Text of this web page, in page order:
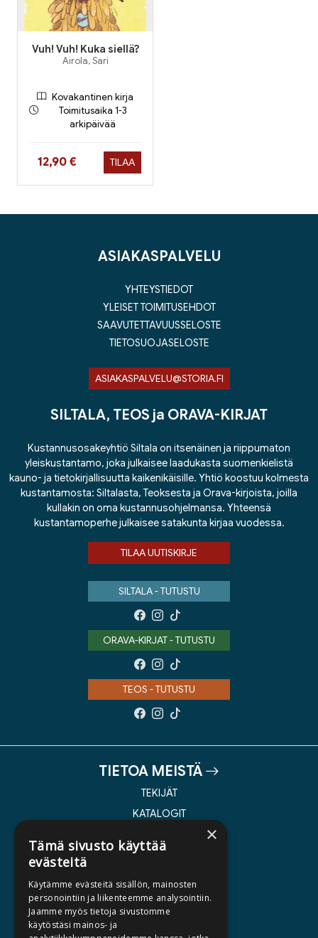
Vuh! Vuh! Kuka siellä?
Airola, Sari
Kovakantinen kirja
Toimitusaika 1-3
arkipäivää
Hinta nyt
12,90 € TILAA
ASIAKASPALVELU
YHTEYSTIEDOT
YLEISET TOIMITUSEHDOT
SAAVUTETTAVUUSSELOSTE
TIETOSUOJASELOSTE
ASIAKASPALVELU@STORIA.FI
SILTALA, TEOS ja ORAVA-KIRJAT
Kustannusosakeyhtiö Siltala on itsenäinen ja riippumaton
yleiskustantamo, joka julkaisee laadukasta suomenkielistä
kauno- ja tietokirjallisuutta kaikenikäisille. Yhtiö koostuu kolmesta
kustantamosta: Siltalasta, Teoksesta ja Orava-kirjoista, joilla
kullakin on oma kustannusohjelmansa. Yhteensä
kustantamoperhe julkaisee satakunta kirjaa vuodessa.
TILAA UUTISKIRJE
SILTALA - TUTUSTU
ORAVA-KIRJAT - TUTUSTU
TEOS - TUTUSTU
TIETOA MEISTÄ
TEKIJÄT
KATALOGIT
KIRJA TILAUSTYÖNÄ
MEDIALLE
LASKUTUSOSOITTEET
×
Tämä sivusto käyttää
evästeitä
Käytämme evästeitä sisällön, mainosten
personointiin ja liikenteemme analysointiin.
Jaamme myös tietoja sivustomme
käytöstäsi mainos- ja